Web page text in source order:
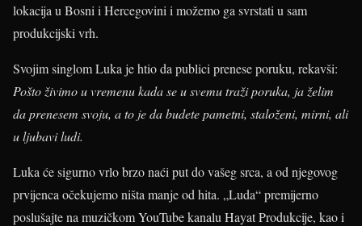
lokacija u Bosni i Hercegovini i možemo ga svrstati u sam
produkcijski vrh.
Svojim singlom Luka je htio da publici prenese poruku, rekavši:
Pošto živimo u vremenu kada se u svemu traži poruka, ja želim
da prenesem svoju, a to je da budete pametni, staloženi, mirni, ali
u ljubavi ludi.
Luka će sigurno vrlo brzo naći put do vašeg srca, a od njegovog
prvijenca očekujemo ništa manje od hita. „Luda“ premijerno
poslušajte na muzičkom YouTube kanalu Hayat Produkcije, kao i